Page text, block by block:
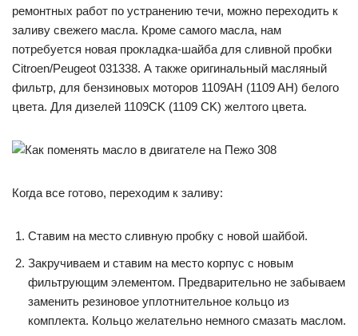
ремонтных работ по устранению течи, можно переходить к
заливу свежего масла. Кроме самого масла, нам
потребуется новая прокладка-шайба для сливной пробки
Citroen/Peugeot 031338. А также оригинальный масляный
фильтр, для бензиновых моторов 1109AH (1109 AH) белого
цвета. Для дизелей 1109CK (1109 CK) желтого цвета.
Когда все готово, переходим к заливу:
Ставим на место сливную пробку с новой шайбой.
Закручиваем и ставим на место корпус с новым
фильтрующим элементом. Предварительно не забываем
заменить резиновое уплотнительное кольцо из
комплекта. Кольцо желательно немного смазать маслом.